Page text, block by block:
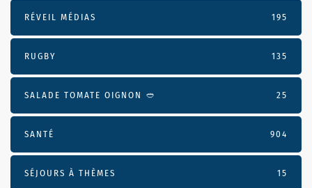
RÉVEIL MÉDIAS 195
RUGBY 135
SALADE TOMATE OIGNON 🥙 25
SANTÉ 904
SÉJOURS À THÈMES 15